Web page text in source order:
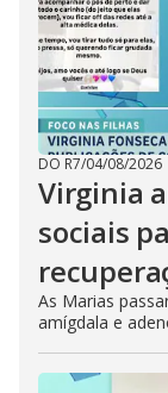
DO R7/04/08/2026
Virginia
sociais
As Marias
amígdala e